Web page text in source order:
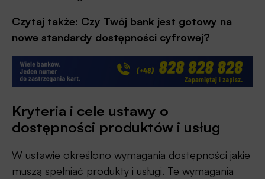
Czytaj także: Czy Twój bank jest gotowy na
nowe standardy dostępności cyfrowej?
Kryteria i cele ustawy o
dostępności produktów i usług
W ustawie określono wymagania dostępności jakie
muszą spełniać produkty i usługi. Te wymagania